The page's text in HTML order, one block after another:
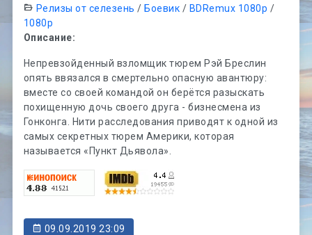
Релизы от селезень / Боевик / BDRemux 1080p /
1080p
Описание:
Непревзойденный взломщик тюрем Рэй Бреслин
опять ввязался в смертельно опасную авантюру:
вместе со своей командой он берётся разыскать
похищенную дочь своего друга - бизнесмена из
Гонконга. Нити расследования приводят к одной из
самых секретных тюрем Америки, которая
называется «Пункт Дьявола».
09.09.2019 23:09